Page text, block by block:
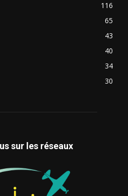
116
65
43
40
34
30
sur les réseaux